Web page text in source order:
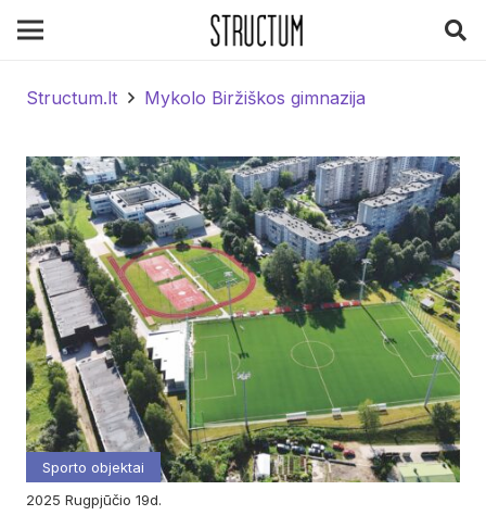
Structum.lt Mykolo Biržiškos gimnazija
Sporto objektai
2025
rugpjūčio 19d.